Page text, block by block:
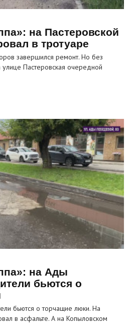
на Пастеровской
в тротуаре
завершился ремонт. Но без
Пастеровская очередной
на Ады
бьются о
бьются о торчащие люки. На
в асфальте. А на Копыловском